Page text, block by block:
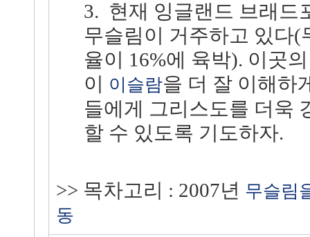
3. 현재 잉글랜드 브래드
무슬림이 거주하고 있다(
율이 16%에 육박). 이곳
이 이슬람을 더 잘 이해하
들에게 그리스도를 더욱
할 수 있도록 기도하자.
>> 목차고리 : 2007년 무슬림
동